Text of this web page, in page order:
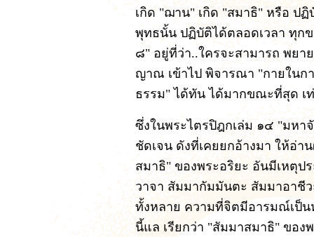
เกิด "ฌาน" เกิด "สมาธิ" หรือ ป
พุทธนั้น ปฏิบัติได้ตลอดเวลา ทุก
๘" อยู่ที่ว่า..ใครจะสามารถ พย
ญาณ เข้าไป พิจารณา "กายในก
ธรรม" ได้ทัน ได้มากขณะที่สุด เ
ซึ่งในพระไตรปิฎกเล่ม ๑๔ "มหา
ชัดเจน ดังที่เคยยกอ้างมา ให้อ่
สมาธิ" ของพระอริยะ อันมีเหตุ
วาจา สัมมากัมมันตะ สัมมาอาชี
ทั้งหลาย ความที่จิตมีอารมณ์เป็น
นี้แล เรียกว่า "สัมมาสมาธิ" ของ